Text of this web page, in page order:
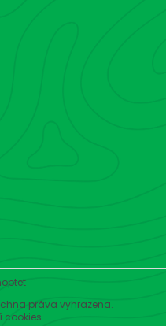
práva vyhrazena.
cookies